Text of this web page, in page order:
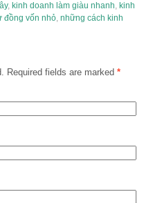
, kinh doanh làm giàu nhanh, kinh
đồng vốn nhỏ, những cách kinh
Required fields are marked *